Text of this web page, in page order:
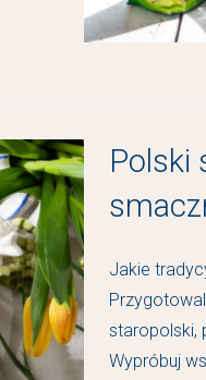
Polski
Jakie
staropolski,
Wypróbuj